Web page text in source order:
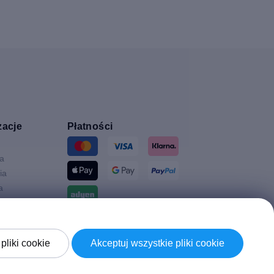
Płatności
Wysyłki z
cookie
Akceptuj wszystkie pliki cookie